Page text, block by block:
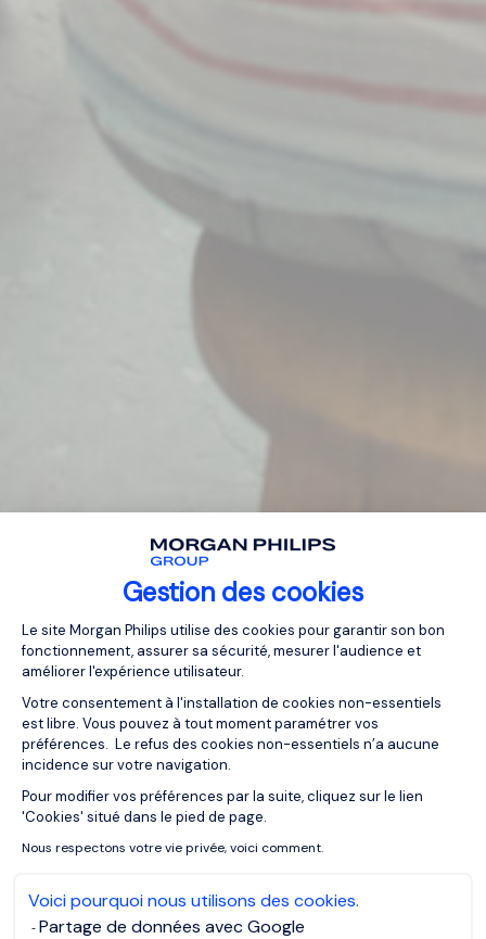
Gestion des cookies
Plateforme de Gestion du
Le site Morgan Philips utilise des cookies pour garantir son bon
fonctionnement, assurer sa sécurité, mesurer l'audience et
améliorer l'expérience utilisateur.
Votre consentement à l'installation de cookies non-essentiels
est libre. Vous pouvez à tout moment paramétrer vos
préférences. Le refus des cookies non-essentiels n’a aucune
incidence sur votre navigation.
Pour modifier vos préférences par la suite, cliquez sur le lien
'Cookies' situé dans le pied de page.
Nous respectons votre vie privée, voici comment.
Voici pourquoi nous utilisons des cookies.
Partage de données avec Google
Axeptio consent